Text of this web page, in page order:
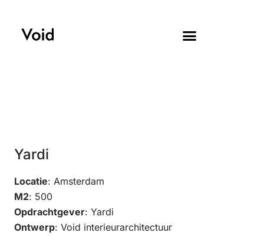
Yardi
Locatie: Amsterdam
M2: 500
Opdrachtgever: Yardi
Ontwerp: Void interieurarchitectuur